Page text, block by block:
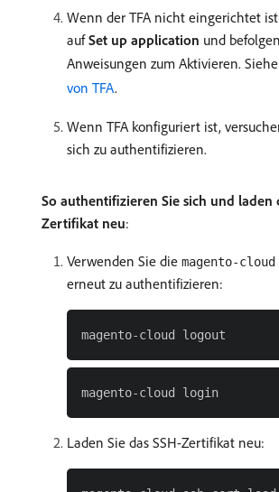
Wenn der TFA nicht eingerichtet
aufSet up application und
Anweisungen zum Aktivieren. Siehe
von TFA.
Wenn TFA konfiguriert ist,
sich zu authentifizieren.
So authentifizieren Sie sich und laden
Zertifikat neu:
Verwenden Sie die magento-cloud
erneut zu authentifizieren:
Laden Sie das SSH-Zertifikat neu: